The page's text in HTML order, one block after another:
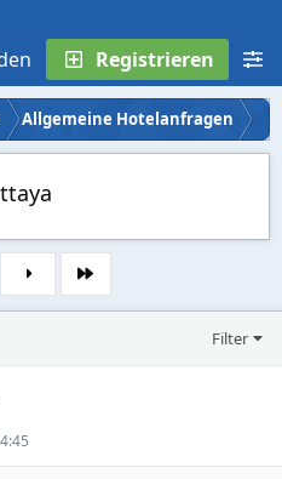
Registrieren
Allgemeine Hotelanfragen
Letzte
Filter